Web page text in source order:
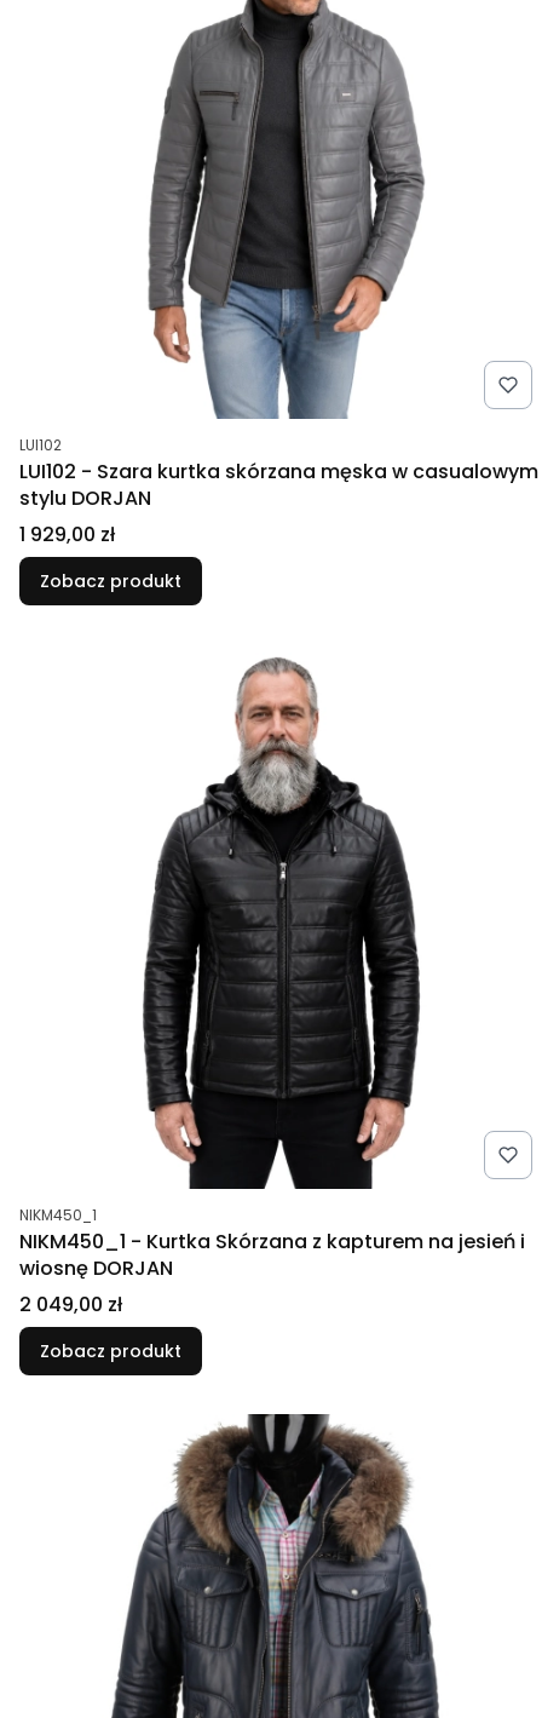
Kod produktu
LUI102
LUI102 - Szara kurtka skórzana męska w casualowym
stylu DORJAN
Cena
1 929,00 zł
Zobacz produkt
Kod produktu
NIKM450_1
NIKM450_1 - Kurtka Skórzana z kapturem na jesień i
wiosnę DORJAN
Cena
2 049,00 zł
Zobacz produkt